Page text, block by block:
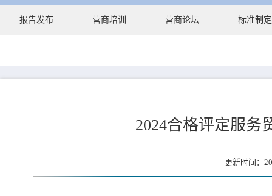
报告发布 营商培训 营商论坛 标准制定
2024合格评定服务
更新时间：